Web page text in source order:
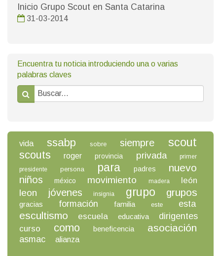
Inicio Grupo Scout en Santa Catarina
31-03-2014
Encuentra tu noticia introduciendo una o varias
palabras claves
vida ssabp sobre siempre scout
scouts roger provincia privada
primer
presidente
persona para padres nuevo
niños méxico movimiento madera león
leon jóvenes insignia grupo grupos
gracias formación familia este esta
escultismo escuela educativa dirigentes
curso como beneficencia asociación
asmac alianza